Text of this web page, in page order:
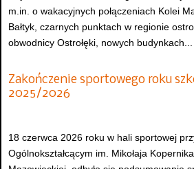
m.in. o wakacyjnych połączeniach Kolei
Bałtyk, czarnych punktach w regionie
obwodnicy Ostrołęki, nowych budynkach...
Zakończenie sportowego roku
2025/2026
18 czerwca 2026 roku w hali sportowej
Ogólnokształcącym im. Mikołaja